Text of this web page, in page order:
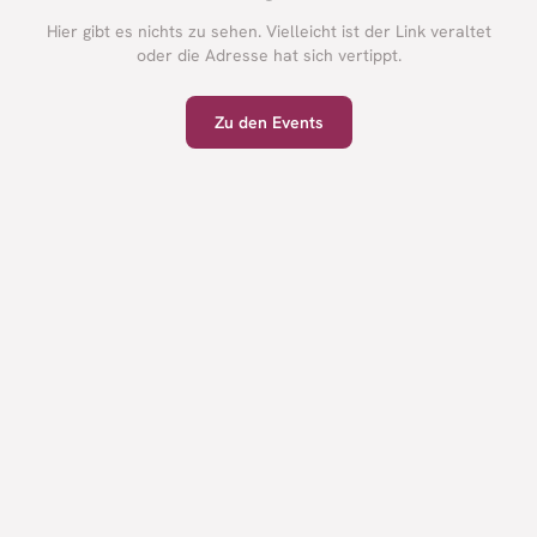
Hier gibt es nichts zu sehen. Vielleicht ist der Link veraltet
oder die Adresse hat sich vertippt.
Zu den Events